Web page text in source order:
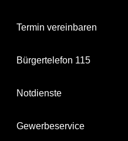
Termin vereinbaren
Bürgertelefon 115
Notdienste
Gewerbeservice